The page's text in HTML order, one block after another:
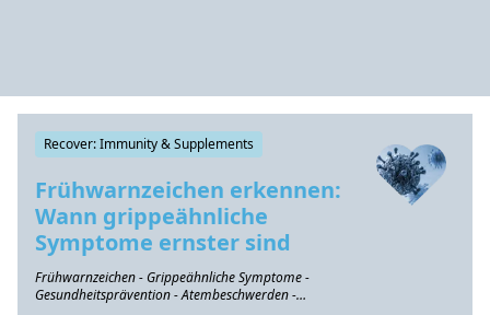
Recover: Immunity & Supplements
Frühwarnzeichen erkennen:
Wann grippeähnliche
Symptome ernster sind
Frühwarnzeichen - Grippeähnliche Symptome -
Gesundheitsprävention - Atembeschwerden -